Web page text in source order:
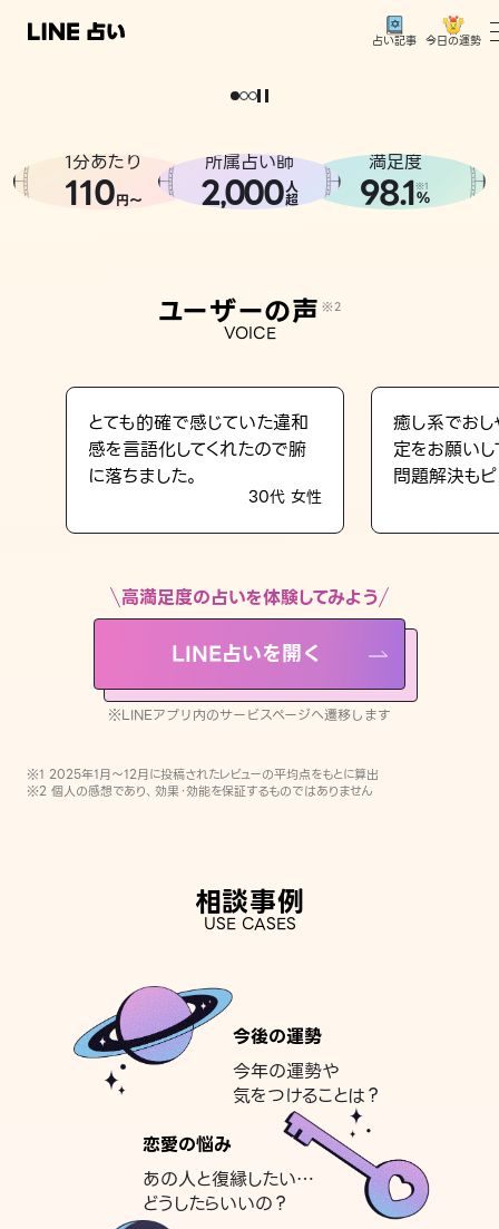
占い記事 今日の運勢
相談事例
LINE占いを開く
※LINEアプリ内のサービスページへ遷移します
どうせなら
。
1分あたり
110円〜
所属占い師
2,000人
超
満足度
98.1※1
%
ユーザーの声 ※2
VOICE
とても的確で感じていた違和
感を言語化してくれたので腑
に落ちました。
30代 女性
癒し系でおし
定をお願い
問題解決もピ
高満足度の占いを体験してみよう
LINE占いを開く
※LINEアプリ内のサービスページへ遷移します
※1 2025年1月〜12月に投稿されたレビューの平均点をもとに算出
※2 個人の感想であり、効果・効能を保証するものではありません
相談事例
USE CASES
今後の運勢
今年の運勢や
気をつけることは？
恋愛の悩み
あの人と復縁したい…
どうしたらいいの？